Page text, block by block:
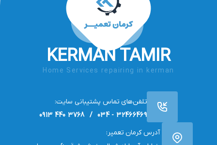
KERMAN TAMIR
Home Services repairing in kerman
تلفن‌های تماس پشتیبانی سایت:
32466469 - 034 / 3768 440 0913
آدرس کرمان تعمیر: